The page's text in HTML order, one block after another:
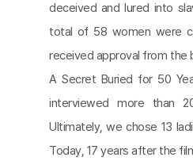
deceived and lured into
total of 58 women were
received approval from the
A Secret Buried for 50
interviewed more than
Ultimately, we chose 13
Today, 17 years after the